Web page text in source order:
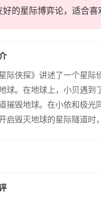
好的星际博弈论，适合
星际侠探》讲述了一个星
球。在地球上，小贝遇到
摧毁地球。在小依和极光
启毁灭地球的星际隧道